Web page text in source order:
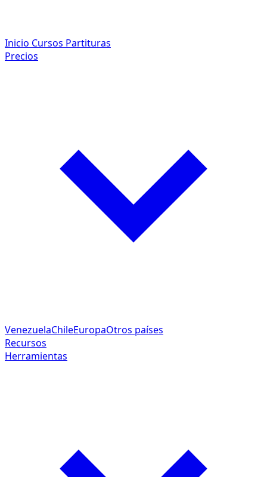
Inicio Cursos Partituras
Precios
VenezuelaChileEuropaOtros países
Recursos
Herramientas